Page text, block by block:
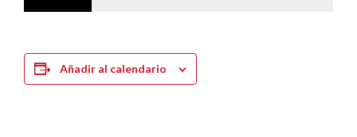
Añadir al calendario